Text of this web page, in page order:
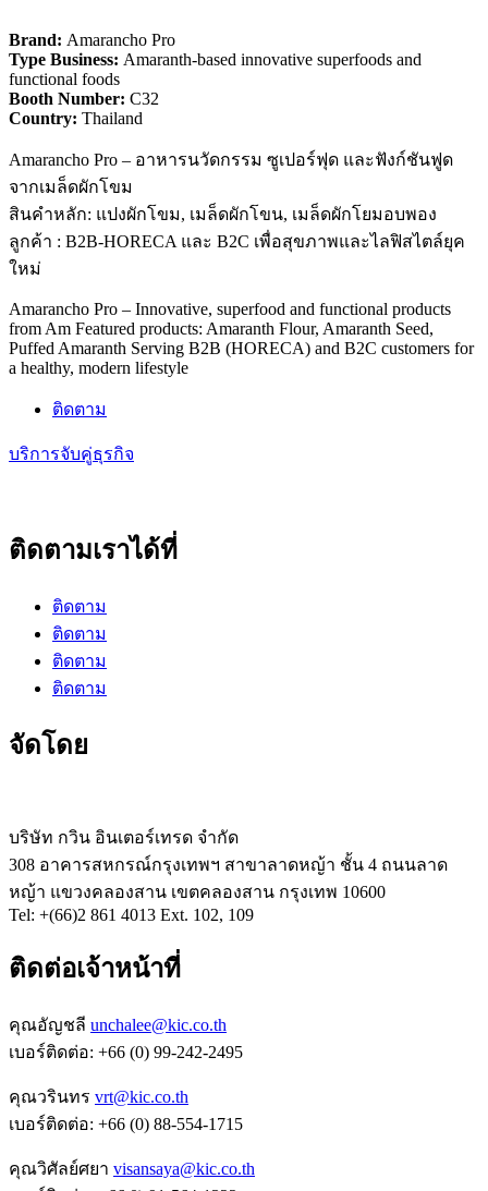
Brand: Amarancho Pro
Type Business: Amaranth-based innovative superfoods and
functional foods
Booth Number: C32
Country: Thailand
Amarancho Pro – อาหารนวัดกรรม ซูเปอร์ฟุด และฟังก์ชันฟูด
จากเมล็ดผักโขม
สินคำหลัก: แปงผักโขม, เมล็ดผักโขน, เมล็ดผักโยมอบพอง
ลูกค้า : B2B-HORECA และ B2C เพื่อสุขภาพและไลฟิสไตล์ยุค
ใหม่
Amarancho Pro – Innovative, superfood and functional products
from Am Featured products: Amaranth Flour, Amaranth Seed,
Puffed Amaranth Serving B2B (HORECA) and B2C customers for
a healthy, modern lifestyle
ติดตาม
บริการจับคู่ธุรกิจ
ติดตามเราได้ที่
ติดตาม
ติดตาม
ติดตาม
ติดตาม
จัดโดย
บริษัท กวิน อินเตอร์เทรด จำกัด
308 อาคารสหกรณ์กรุงเทพฯ สาขาลาดหญ้า ชั้น 4 ถนนลาด
หญ้า แขวงคลองสาน เขตคลองสาน กรุงเทพ 10600
Tel: +(66)2 861 4013 Ext. 102, 109
ติดต่อเจ้าหน้าที่
คุณอัญชลี unchalee@kic.co.th
เบอร์ติดต่อ: +66 (0) 99-242-2495
คุณวรินทร vrt@kic.co.th
เบอร์ติดต่อ: +66 (0) 88-554-1715
คุณวิศัลย์ศยา visansaya@kic.co.th